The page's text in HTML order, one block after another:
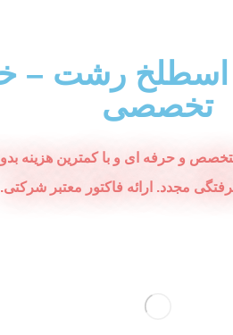
اسطلخ رشت –
تخصصی
و حرفه ای و با کمترین هزینه
مجدد. ارائه فاکتور معتبر شرکتی.